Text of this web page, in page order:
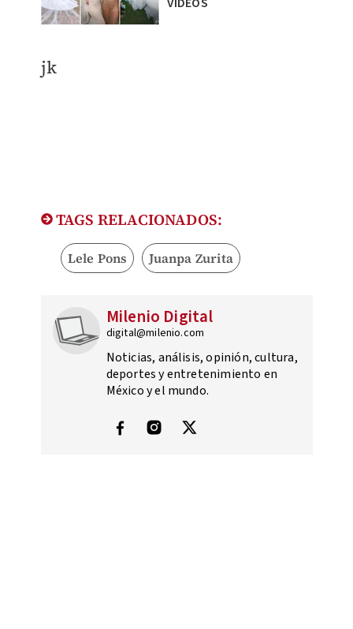
VIDEOS
jk
TAGS RELACIONADOS:
Lele Pons Juanpa Zurita
Milenio Digital
digital@milenio.com
Noticias, análisis, opinión, cultura,
deportes y entretenimiento en
México y el mundo.